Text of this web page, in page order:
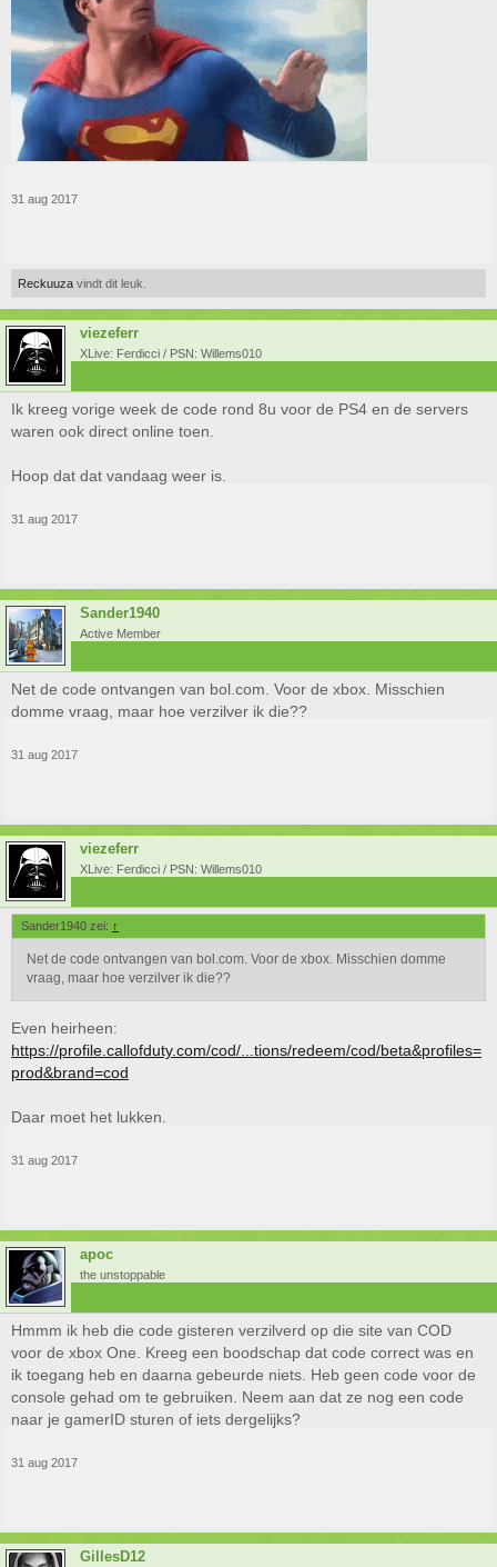
31 aug 2017
Reckuuza vindt dit leuk.
viezeferr
XLive: Ferdicci / PSN: Willems010
Ik kreeg vorige week de code rond 8u voor de PS4 en de servers
waren ook direct online toen.
Hoop dat dat vandaag weer is.
31 aug 2017
Sander1940
Active Member
Net de code ontvangen van bol.com. Voor de xbox. Misschien
domme vraag, maar hoe verzilver ik die??
31 aug 2017
viezeferr
XLive: Ferdicci / PSN: Willems010
Sander1940 zei: ↑
Net de code ontvangen van bol.com. Voor de xbox. Misschien domme
vraag, maar hoe verzilver ik die??
Even heirheen:
https://profile.callofduty.com/cod/...tions/redeem/cod/beta&profiles=
prod&brand=cod
Daar moet het lukken.
31 aug 2017
apoc
the unstoppable
Hmmm ik heb die code gisteren verzilverd op die site van COD
voor de xbox One. Kreeg een boodschap dat code correct was en
ik toegang heb en daarna gebeurde niets. Heb geen code voor de
console gehad om te gebruiken. Neem aan dat ze nog een code
naar je gamerID sturen of iets dergelijks?
31 aug 2017
GillesD12